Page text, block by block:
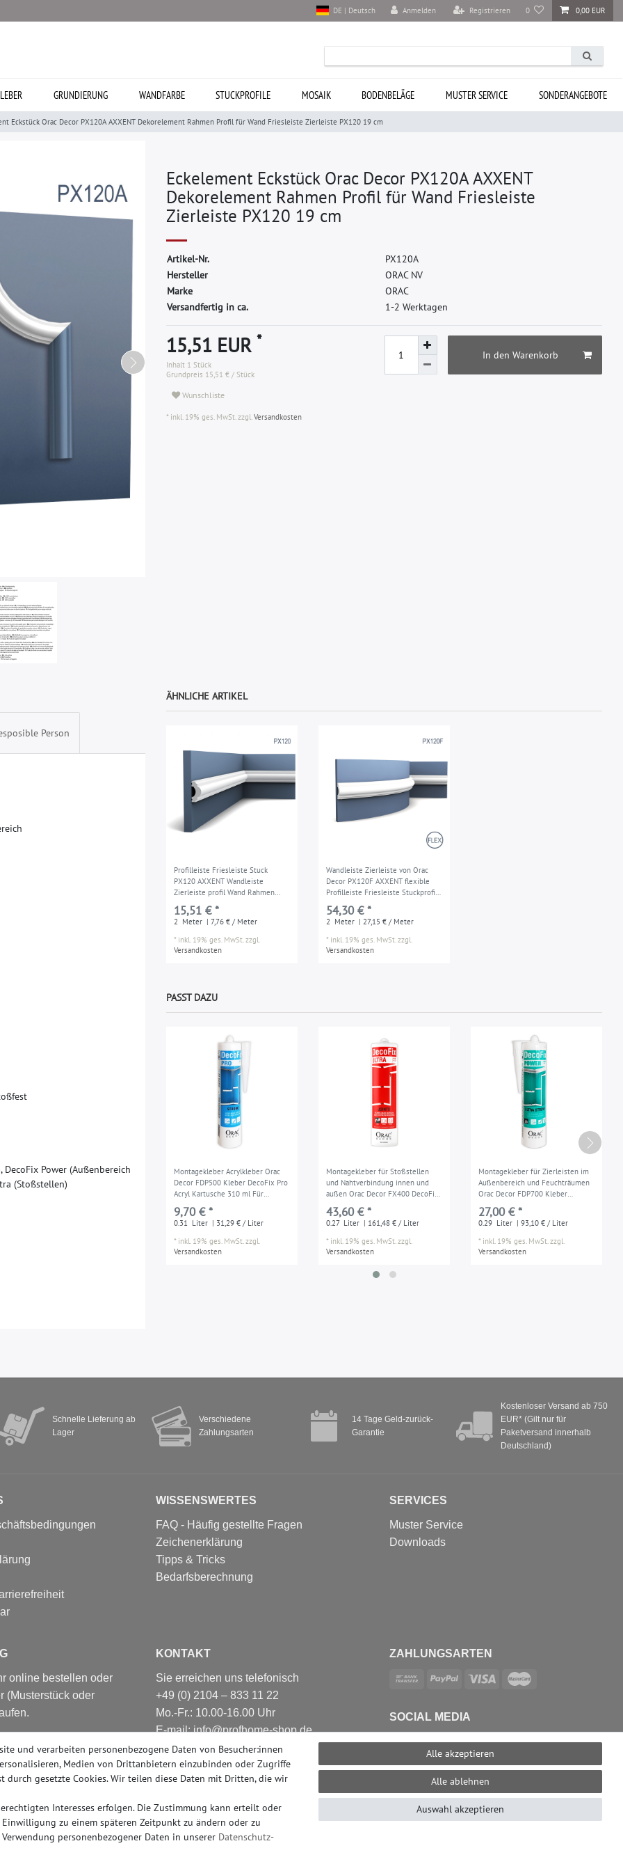
Anmelden Registrieren 0 0,00 EUR
DE | Deutsch
GRUNDIERUNG WANDFARBE STUCKPROFILE MOSAIK BODENBELÄGE MUSTER SERVICE SONDERANGEBOTE
Eckstück Orac Decor PX120A AXXENT Dekorelement Rahmen Profil für Wand Friesleiste Zierleiste PX120 19 cm
Eckelement Eckstück Orac Decor PX120A AXXENT
Dekorelement Rahmen Profil für Wand Friesleiste
Zierleiste PX120 19 cm
Artikel-Nr. PX120A
Hersteller ORAC NV
Marke ORAC
Versandfertig in ca.
1-2 Werktagen
15,51 EUR *
Inhalt 1 Stück
Grundpreis 15,51 € / Stück
In den Warenkorb
Wunschliste
* inkl. 19% ges. MwSt. zzgl.Versandkosten
Person
reich
oßfest
, DecoFix Power (Außenbereich
ra (Stoßstellen)
ÄHNLICHE ARTIKEL
Profilleiste Friesleiste Stuck
PX120 AXXENT Wandleiste
Zierleiste profil Wand Rahmen
Dekor Element 2 Meter
15,51 € *
2 Meter | 7,76 € / Meter
* inkl. 19% ges. MwSt.zzgl.
Versandkosten
Wandleiste Zierleiste von Orac
Decor PX120F AXXENT flexible
Profilleiste Friesleiste Stuckprofil
Wand Rahmen 2 Meter
54,30 € *
2 Meter | 27,15 € / Meter
* inkl. 19% ges. MwSt.zzgl.
Versandkosten
PASST DAZU
Montagekleber Acrylkleber Orac
Decor FDP500 Kleber DecoFix Pro
Acryl Kartusche 310 ml Für
Zierleisten und Paneele
9,70 € *
0.31 Liter | 31,29 € / Liter
* inkl. 19% ges. MwSt.zzgl.
Versandkosten
Montagekleber für Stoßstellen
und Nahtverbindung innen und
außen Orac Decor FX400 DecoFix
Ultra Kartusche 270 ml
43,60 € *
0.27 Liter | 161,48 € / Liter
* inkl. 19% ges. MwSt.zzgl.
Versandkosten
Montagekleber für Zierleisten im
Außenbereich und Feuchträumen
Orac Decor FDP700 Kleber
DecoFix Power Kartusche 290 ml
27,00 € *
0.29 Liter | 93,10 € / Liter
* inkl. 19% ges. MwSt.zzgl.
Versandkosten
Schnelle Lieferung ab
Lager
Verschiedene
Zahlungsarten
14 Tage Geld-zurück-
Garantie
Kostenloser Versand ab 750
EUR* (Gilt nur für
Paketversand innerhalb
Deutschland)
WISSENSWERTES
FAQ - Häufig gestellte Fragen
Zeichenerklärung
Tipps & Tricks
Bedarfsberechnung
SERVICES
Muster Service
Downloads
online bestellen oder
(Musterstück oder
Nahezu alle
abholbereit.
KONTAKT
Sie erreichen uns telefonisch
+49 (0) 2104 – 833 11 22
Mo.-Fr.: 10.00-16.00 Uhr
E-mail: info@profhome-shop.de
ZAHLUNGSARTEN
SOCIAL MEDIA
und verarbeiten personenbezogene Daten von Besucher:innen
Medien von Drittanbietern einzubinden oder Zugriffe
gesetzte Cookies. Wir teilen diese Daten mit Dritten, die wir
Interesses erfolgen. Die Zustimmung kann erteilt oder
zu einem späteren Zeitpunkt zu ändern oder zu
personenbezogener Daten in unserer Daten­schutz­
Alle akzeptieren
Alle ablehnen
Auswahl akzeptieren